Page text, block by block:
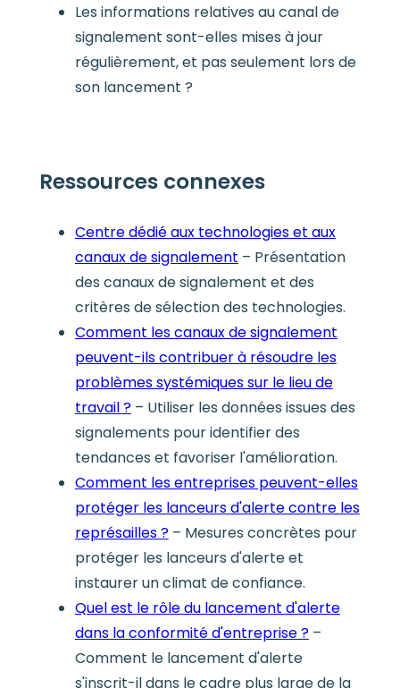
Les informations relatives au canal de
signalement sont-elles mises à jour
régulièrement, et pas seulement lors de
son lancement ?
Ressources connexes
Centre dédié aux technologies et aux
canaux de signalement – Présentation
des canaux de signalement et des
critères de sélection des technologies.
Comment les canaux de signalement
peuvent-ils contribuer à résoudre les
problèmes systémiques sur le lieu de
travail ?– Utiliser les données issues des
signalements pour identifier des
tendances et favoriser l'amélioration.
Comment les entreprises peuvent-elles
protéger les lanceurs d'alerte contre les
représailles ?– Mesures concrètes pour
protéger les lanceurs d'alerte et
instaurer un climat de confiance.
Quel est le rôle du lancement d'alerte
dans la conformité d'entreprise ?–
Comment le lancement d'alerte
s'inscrit-il dans le cadre plus large de la